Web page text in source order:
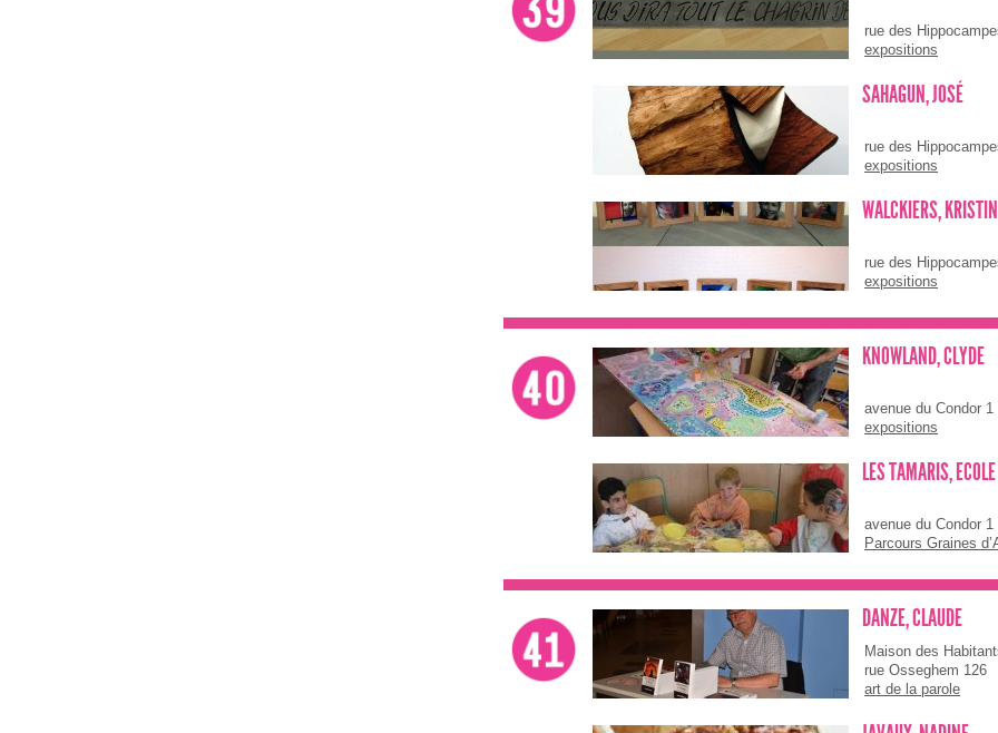
rue des
expositions
SAHAGUN, JOSÉ
rue des
expositions
WALCKIERS,
rue des
expositions
KNOWLAND, CLYDE
avenue du Condor 1
expositions
LES TAMARIS,
avenue du Condor 1
Parcours Graines
DANZE, CLAUDE
Maison des
rue Osseghem 126
art de la parole